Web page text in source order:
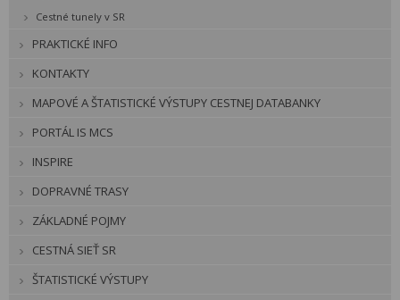
Cestné tunely v SR
PRAKTICKÉ INFO
KONTAKTY
MAPOVÉ A ŠTATISTICKÉ VÝSTUPY CESTNEJ DATABANKY
PORTÁL IS MCS
INSPIRE
DOPRAVNÉ TRASY
ZÁKLADNÉ POJMY
CESTNÁ SIEŤ SR
ŠTATISTICKÉ VÝSTUPY